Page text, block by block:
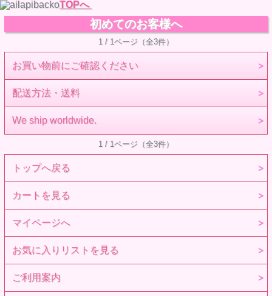
TOPへ
初めてのお客様へ
1 / 1ページ（全3件）
お買い物前にご確認ください
配送方法・送料
We ship worldwide.
1 / 1ページ（全3件）
トップへ戻る
カートを見る
マイページへ
お気に入りリストを見る
ご利用案内